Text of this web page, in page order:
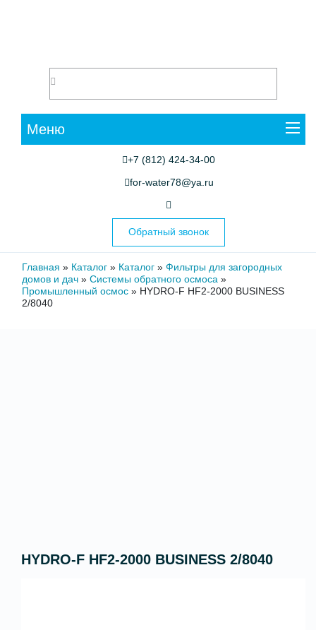
+7 (812) 424-34-00
for-water78@ya.ru
Обратный звонок
Меню
Главная » Каталог » Каталог » Фильтры для загородных
домов и дач » Системы обратного осмоса »
Промышленный осмос » HYDRO-F HF2-2000 BUSINESS
2/8040
HYDRO-F HF2-2000 BUSINESS 2/8040